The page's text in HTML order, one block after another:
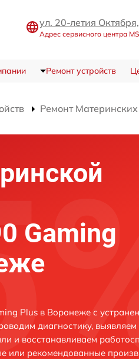
ул. 20-летия
Адрес сервисного центра
Ремонт устройств
Ремонт
Gaming
Plus в Воронеже с
диагностику,
и восстанавливаем
или рекомендованные